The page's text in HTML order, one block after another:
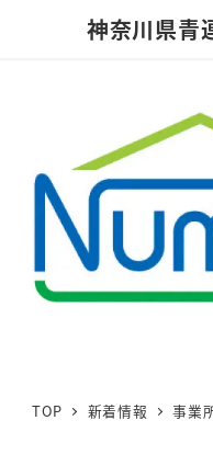
神奈川県青
TOP 新着情報 事業